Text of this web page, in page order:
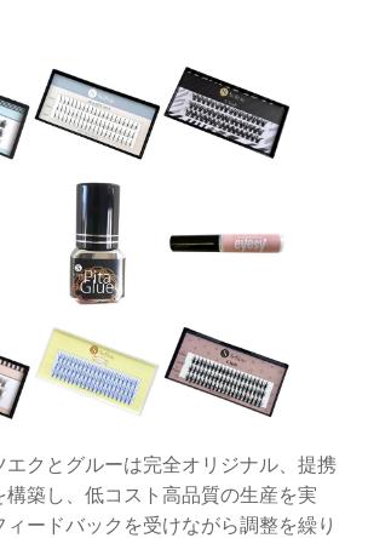
エクとグルーは完全オリジナル、提携
構築し、低コスト高品質の生産を実
ードバックを受けながら調整を繰り